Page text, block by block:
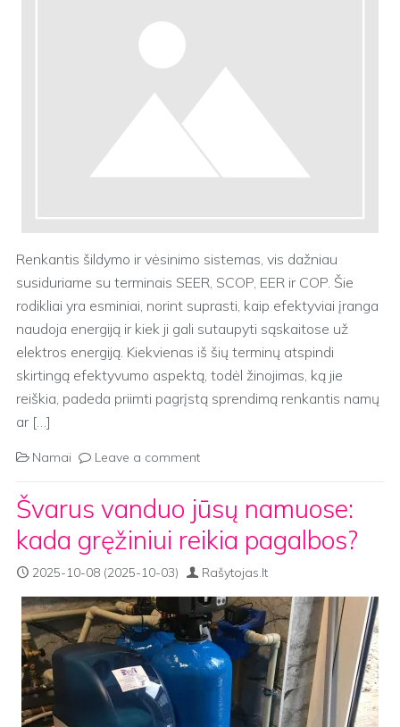
Renkantis šildymo ir vėsinimo sistemas, vis dažniau
susiduriame su terminais SEER, SCOP, EER ir COP. Šie
rodikliai yra esminiai, norint suprasti, kaip efektyviai įranga
naudoja energiją ir kiek ji gali sutaupyti sąskaitose už
elektros energiją. Kiekvienas iš šių terminų atspindi
skirtingą efektyvumo aspektą, todėl žinojimas, ką jie
reiškia, padeda priimti pagrįstą sprendimą renkantis namų
ar […]
Namai Leave a comment
Švarus vanduo jūsų namuose:
kada gręžiniui reikia pagalbos?
2025-10-08 (2025-10-03) Rašytojas.lt